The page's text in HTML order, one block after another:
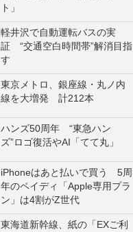
ト」
軽井沢で自動運転バスの実
証 “交通空白時間帯”解消目指
す
東京メトロ、銀座線・丸ノ内
線を大増発 計212本
ハンズ50周年 “東急ハン
ズ”ロゴ復活やAI「てて丸」
iPhoneはあと払いで買う 5周
年のペイディ「Apple専用プラ
ン」は4割がZ世代
東海道新幹線、紙の「EXご利